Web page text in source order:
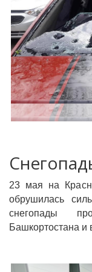
23 мая на
обрушилась
снегопады
Башкортостана и